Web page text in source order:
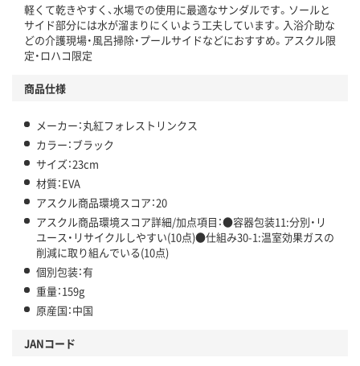
仕組
アスクルで資源循環している
温室効果ガスなどの削減
この商品の環境配慮ポイントです。下記商品詳細「
アスクル商品環境スコア詳細／加点項目
軽くて乾きやすく、水場での使用に最適なサンダルです。ソールと
サイド部分には水が溜まりにくいよう工夫しています。入浴介助な
どの介護現場・風呂掃除・プールサイドなどにおすすめ。アスクル限
定・ロハコ限定
商品仕様
メーカー：丸紅フォレストリンクス
カラー：ブラック
サイズ：23cm
材質：EVA
アスクル商品環境スコア：20
アスクル商品環境スコア詳細/加点項目：●容器包装11:分別・リ
ユース・リサイクルしやすい(10点)●仕組み30-1:温室効果ガスの
削減に取り組んでいる(10点)
個別包装：有
重量：159g
原産国：中国
JANコード